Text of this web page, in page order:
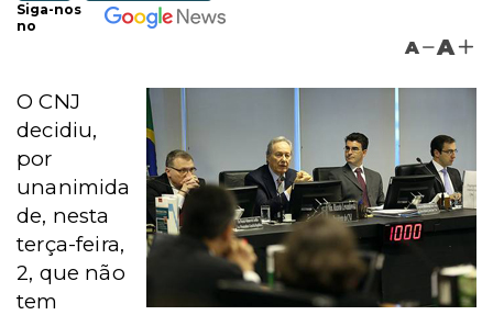
Siga-nos
no
A A
O CNJ
decidiu,
por
unanimida
de, nesta
terça-feira,
2, que não
tem